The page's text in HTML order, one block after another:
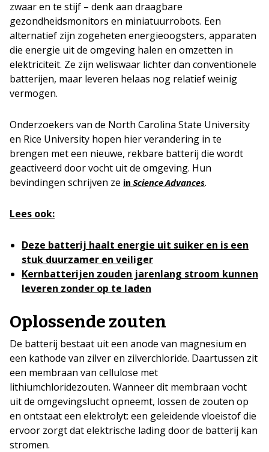
zwaar en te stijf – denk aan draagbare
gezondheidsmonitors en miniatuurrobots. Een
alternatief zijn zogeheten energieoogsters, apparaten
die energie uit de omgeving halen en omzetten in
elektriciteit. Ze zijn weliswaar lichter dan conventionele
batterijen, maar leveren helaas nog relatief weinig
vermogen.
Onderzoekers van de North Carolina State University
en Rice University hopen hier verandering in te
brengen met een nieuwe, rekbare batterij die wordt
geactiveerd door vocht uit de omgeving. Hun
bevindingen schrijven ze in Science Advances.
Lees ook:
Deze batterij haalt energie uit suiker en is een
stuk duurzamer en veiliger
Kernbatterijen zouden jarenlang stroom kunnen
leveren zonder op te laden
Oplossende zouten
De batterij bestaat uit een anode van magnesium en
een kathode van zilver en zilverchloride. Daartussen zit
een membraan van cellulose met
lithiumchloridezouten. Wanneer dit membraan vocht
uit de omgevingslucht opneemt, lossen de zouten op
en ontstaat een elektrolyt: een geleidende vloeistof die
ervoor zorgt dat elektrische lading door de batterij kan
stromen.